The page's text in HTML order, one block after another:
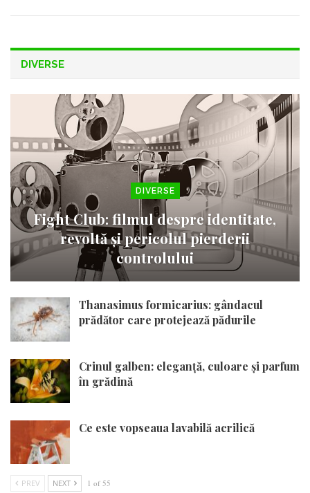
DIVERSE
DIVERSE
Fight Club: filmul despre identitate,
revoltă și pericolul pierderii
controlului
Thanasimus formicarius: gândacul
prădător care protejează pădurile
Crinul galben: eleganță, culoare și parfum
în grădină
Ce este vopseaua lavabilă acrilică
PREV NEXT 1 of 55